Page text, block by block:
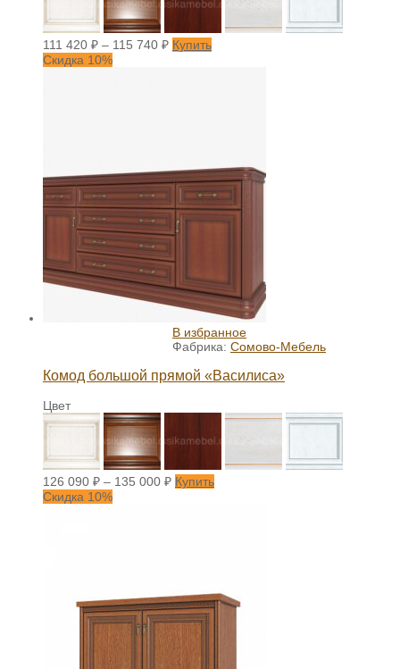
111 420 ₽ – 115 740 ₽ Купить
Скидка 10%
В избранное
Фабрика: Сомово-Мебель
Комод большой прямой «Василиса»
Цвет
126 090 ₽ – 135 000 ₽ Купить
Скидка 10%